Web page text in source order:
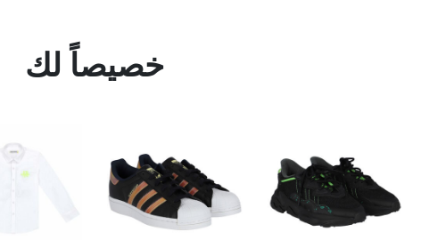
خصيصاً لك